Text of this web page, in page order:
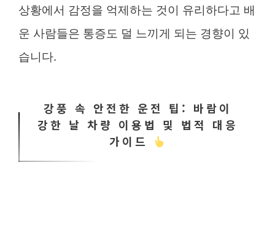
상황에서 감정을 억제하는 것이 유리하다고 배
운 사람들은 통증도 덜 느끼게 되는 경향이 있
습니다.
강풍 속 안전한 운전 팁: 바람이
강한 날 차량 이용법 및 법적 대응
가이드